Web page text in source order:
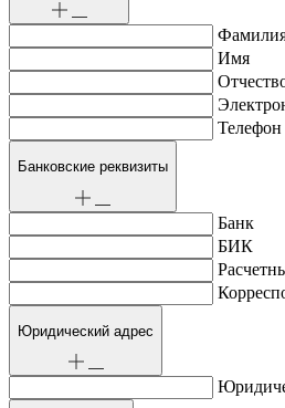
Имя
Телефон
Банковские реквизиты
Банк
БИК
Юридический адрес